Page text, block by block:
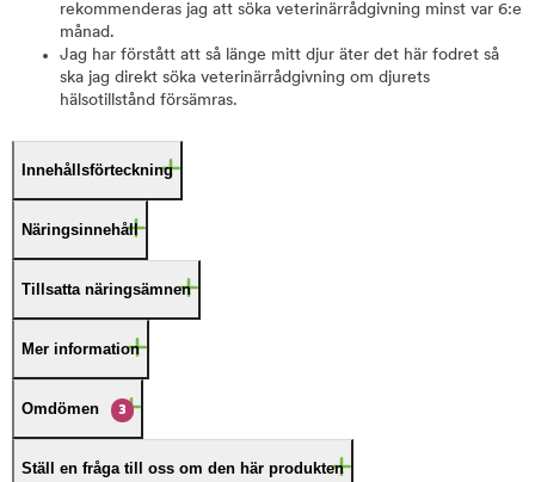
rekommenderas jag att söka veterinärrådgivning minst var 6:e
månad.
Jag har förstått att så länge mitt djur äter det här fodret så
ska jag direkt söka veterinärrådgivning om djurets
hälsotillstånd försämras.
Innehållsförteckning
Näringsinnehåll
Tillsatta näringsämnen
Mer information
Omdömen 3
Ställ en fråga till oss om den här produkten